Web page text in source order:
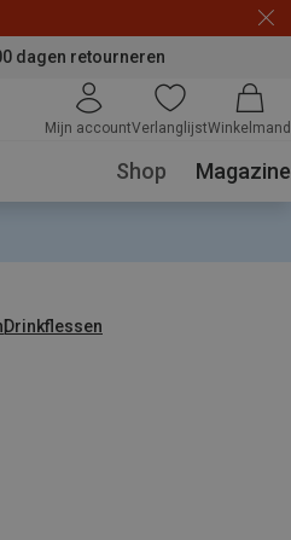
dagen retourneren
Mijn accountVerlanglijstWinkelmand
Shop Magazine
Drinkflessen